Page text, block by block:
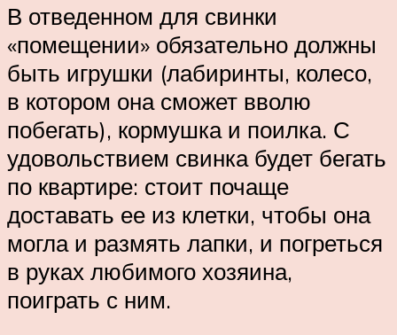
В отведенном для свинки
«помещении» обязательно должны
быть игрушки (лабиринты, колесо,
в котором она сможет вволю
побегать), кормушка и поилка. С
удовольствием свинка будет бегать
по квартире: стоит почаще
доставать ее из клетки, чтобы она
могла и размять лапки, и погреться
в руках любимого хозяина,
поиграть с ним.